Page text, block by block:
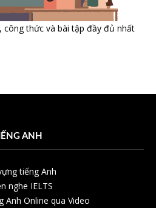
công thức và bài tập đầy đủ nhất
ANH
tiếng Anh
nghe IELTS
Anh Online qua Video